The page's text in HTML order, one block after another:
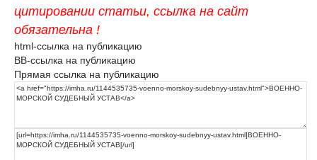
цитировании статьи, ссылка на сайт
обязательна !
html-ссылка на публикацию
BB-ссылка на публикацию
Прямая ссылка на публикацию